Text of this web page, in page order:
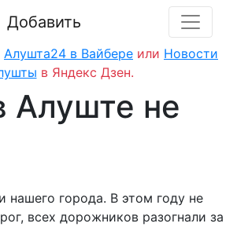
Добавить
Алушта24 в Вайбере или Новости
в Яндекс Дзен.
Алуште не
нашего города. В этом году не
всех дорожников разогнали за